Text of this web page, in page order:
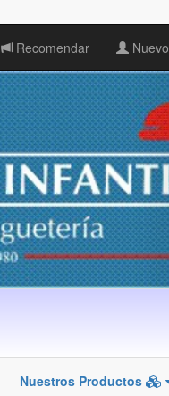
Recomendar Nuevo
Nuestros Productos